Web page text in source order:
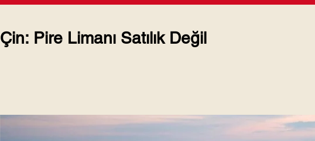
Çin: Pire Limanı Satılık Değil